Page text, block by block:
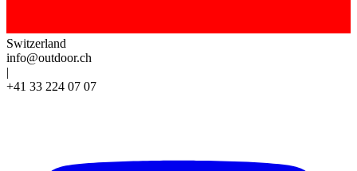
Switzerland
info@outdoor.ch
|
+41 33 224 07 07